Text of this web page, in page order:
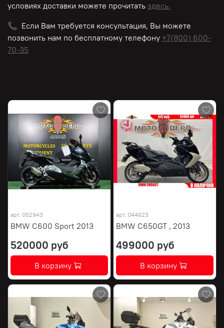
условиях доставки можете прочитать здесь.
📞 Если Вам требуется консультация, Вы можете
позвонить нам по бесплатному телефону +7(800) 600-
70-35
арт. 052943
BMW C600 Sport 2013
520000 руб
В корзину
арт. 044623
BMW C650GT , 2013
499000 руб
В корзину